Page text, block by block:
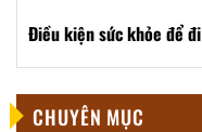
Điều kiện sức khỏe để
CHUYÊN MỤC